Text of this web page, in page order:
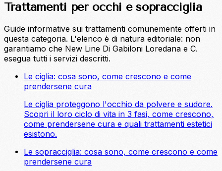
Trattamenti per occhi e sopracciglia
Guide informative sui trattamenti comunemente offerti in
questa categoria. L'elenco è di natura editoriale: non
garantiamo che New Line Di Gabiloni Loredana e C.
esegua tutti i servizi descritti.
Le ciglia: cosa sono, come crescono e come
prendersene cura
Le ciglia proteggono l'occhio da polvere e sudore.
Scopri il loro ciclo di vita in 3 fasi, come crescono,
come prendersene cura e quali trattamenti estetici
esistono.
Le sopracciglia: cosa sono, come crescono e come
prendersene cura